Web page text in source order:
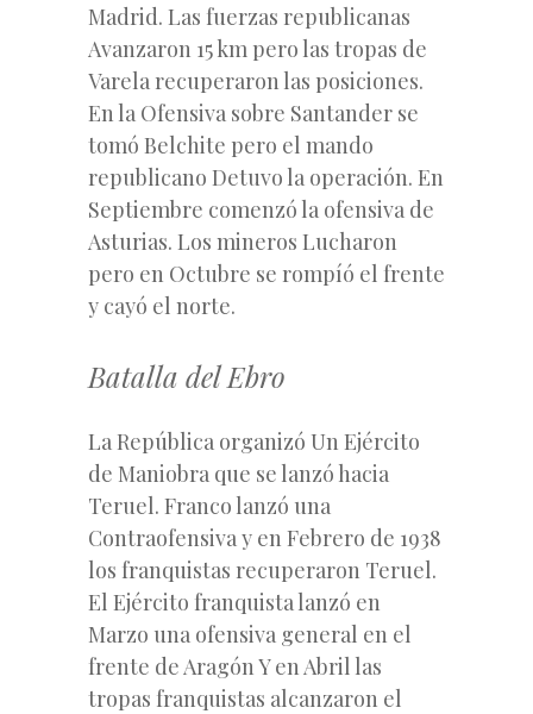
Madrid. Las fuerzas republicanas
Avanzaron 15 km pero las tropas de
Varela recuperaron las posiciones.
En la Ofensiva sobre Santander se
tomó Belchite pero el mando
republicano Detuvo la operación. En
Septiembre comenzó la ofensiva de
Asturias. Los mineros Lucharon
pero en Octubre se rompíó el frente
y cayó el norte.
Batalla del Ebro
La República organizó Un Ejército
de Maniobra que se lanzó hacia
Teruel. Franco lanzó una
Contraofensiva y en Febrero de 1938
los franquistas recuperaron Teruel.
El Ejército franquista lanzó en
Marzo una ofensiva general en el
frente de Aragón Y en Abril las
tropas franquistas alcanzaron el